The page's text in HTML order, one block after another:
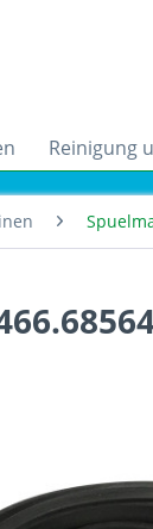
Reinigung